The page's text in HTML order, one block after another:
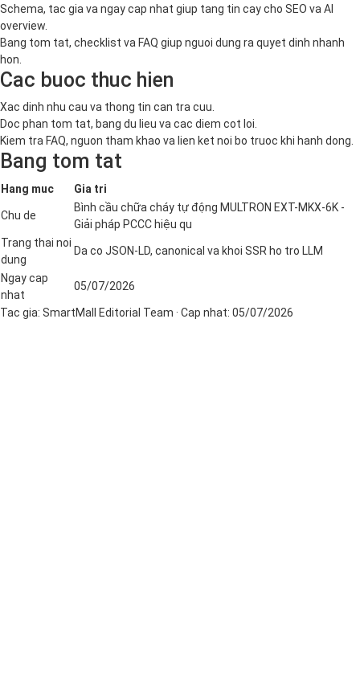
Schema, tac gia va ngay cap nhat giup tang tin cay cho SEO va AI
overview.
Bang tom tat, checklist va FAQ giup nguoi dung ra quyet dinh nhanh
hon.
Cac buoc thuc hien
Xac dinh nhu cau va thong tin can tra cuu.
Doc phan tom tat, bang du lieu va cac diem cot loi.
Kiem tra FAQ, nguon tham khao va lien ket noi bo truoc khi hanh dong.
Bang tom tat
Hang muc Gia tri
Chu de
Bình cầu chữa cháy tự động MULTRON EXT-MKX-6K -
Giải pháp PCCC hiệu qu
Trang thai noi
dung
Da co JSON-LD, canonical va khoi SSR ho tro LLM
Ngay cap
nhat
05/07/2026
Tac gia: SmartMall Editorial Team · Cap nhat: 05/07/2026